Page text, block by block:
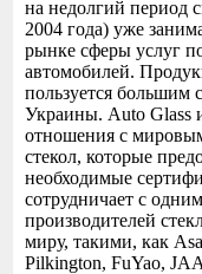
на недолгий период
2004 года) уже
рынке сферы услуг
автомобилей.
пользуется большим
Украины. Auto Glass
отношения с
стекол, которые
необходимые
сотрудничает с
производителей
миру, такими, как
Pilkington, FuYao,